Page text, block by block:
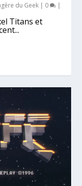
du Geek | 0 |
Titans et